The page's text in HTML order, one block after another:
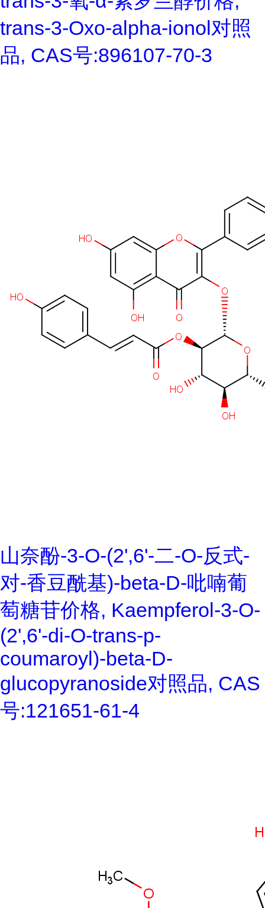
trans-3-Oxo-alpha-ionol对照
品, CAS号:896107-70-3
山奈酚-3-O-(2',6'-二-O-反式-
对-香豆酰基)-beta-D-吡喃葡
萄糖苷价格, Kaempferol-3-O-
(2',6'-di-O-trans-p-
coumaroyl)-beta-D-
glucopyranoside对照品, CAS
号:121651-61-4